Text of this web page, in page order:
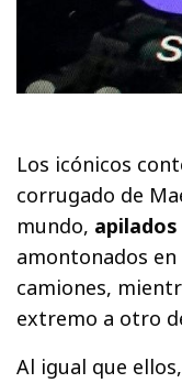
Los icónicos
corrugado de
mundo,
amontonados
camiones,
extremo a otro
Al igual que